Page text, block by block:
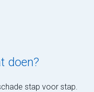
doen?
stap voor stap.